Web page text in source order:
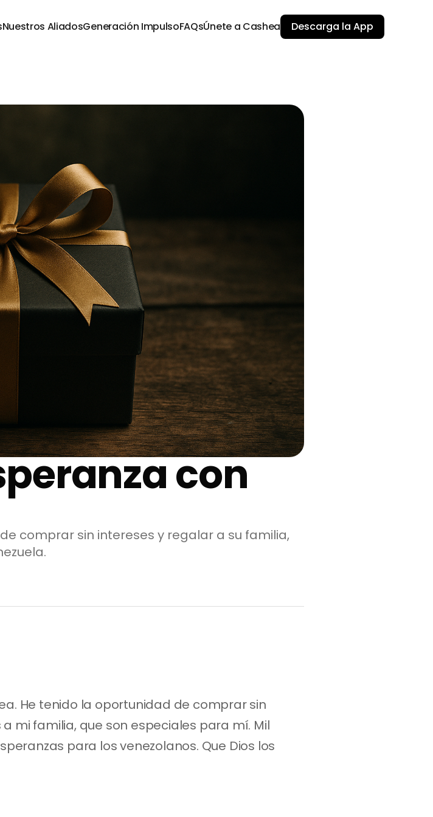
Nuestros AliadosGeneración ImpulsoFAQsÚnete a Cashea Descarga la App
con
comprar sin intereses y regalar a su familia,
He tenido la oportunidad de comprar sin
mi familia, que son especiales para mí. Mil
para los venezolanos. Que Dios los